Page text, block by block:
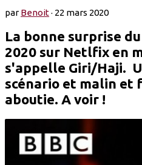
parBenoit· 22 mars 2020
La bonne surprise
2020 sur Netlfix en
s'appelle Giri/Haji.
scénario et malin et
aboutie. A voir !